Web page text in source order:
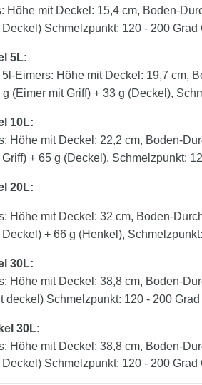
Höhe mit Deckel: 15,4 cm, Boden-
Schmelzpunkt: 120 - 200 Grad
5L:
Eimers: Höhe mit Deckel: 19,7 cm,
(Eimer mit Griff) + 33 g (Deckel),
10L:
Höhe mit Deckel: 22,2 cm, Boden-
+ 65 g (Deckel), Schmelzpunkt:
20L:
Höhe mit Deckel: 32 cm, Boden-
+ 66 g (Henkel),
30L:
Höhe mit Deckel: 38,8 cm, Boden-
deckel) Schmelzpunkt: 120 - 200
30L:
Höhe mit Deckel: 38,8 cm, Boden-
Schmelzpunkt: 120 - 200 Grad